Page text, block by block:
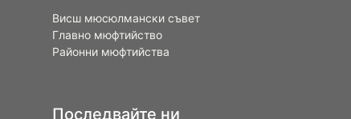
Висш мюсюлмански съвет
Главно мюфтийство
Районни мюфтийства
Последвайте ни